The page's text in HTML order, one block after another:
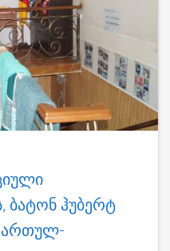
ბატონ ჰუბერტ